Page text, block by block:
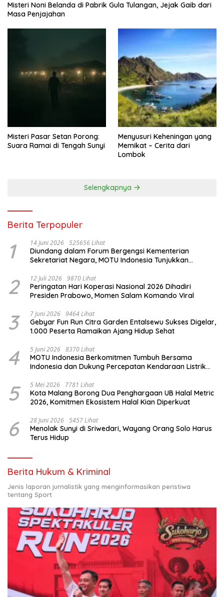
Misteri Noni Belanda di Pabrik Gula Tulangan, Jejak Gaib dari
Masa Penjajahan
Misteri Pasar Setan Porong:
Suara Ramai di Tengah Sunyi
Menyusuri Keheningan yang
Memikat – Cerita dari
Lombok
Selengkapnya
Berita Terpopuler
1 14 Juni 2026 525656 Lihat
Diundang dalam Forum Bergengsi Kementerian
Sekretariat Negara, MOTU Indonesia Tunjukkan
2 12 Juli 2026 9870 Lihat
Peringatan Hari Koperasi Nasional 2026 Dihadiri
Presiden Prabowo, Momen Salam Komando Viral
3 7 Juni 2026 9464 Lihat
Gebyar Fun Run Citra Garden Entalsewu Sukses Digelar,
1.000 Peserta Ramaikan Ajang Hidup Sehat
4 5 Juni 2026 8370 Lihat
MOTU Indonesia Berkomitmen Tumbuh Bersama
Indonesia dan Dukung Percepatan Kendaraan Listrik
5 5 Mei 2026 7781 Lihat
Kota Malang Borong Dua Penghargaan UB Halal Metric
2026, Komitmen Ekosistem Halal Kian Diperkuat
6 28 Juni 2026 5457 Lihat
Menolak Sunyi di Sriwedari, Wayang Orang Solo Harus
Terus Hidup
Berita Hukum & Kriminal
Jenis laporan jurnalistik yang menginformasikan peristiwa
tentang Sport